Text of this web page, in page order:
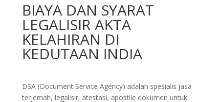
BIAYA DAN SYARAT
LEGALISIR AKTA
KELAHIRAN DI
KEDUTAAN INDIA
DSA (Document Service Agency) adalah spesialis jasa
terjemah, legalisir, atestasi, apostile dokumen untuk